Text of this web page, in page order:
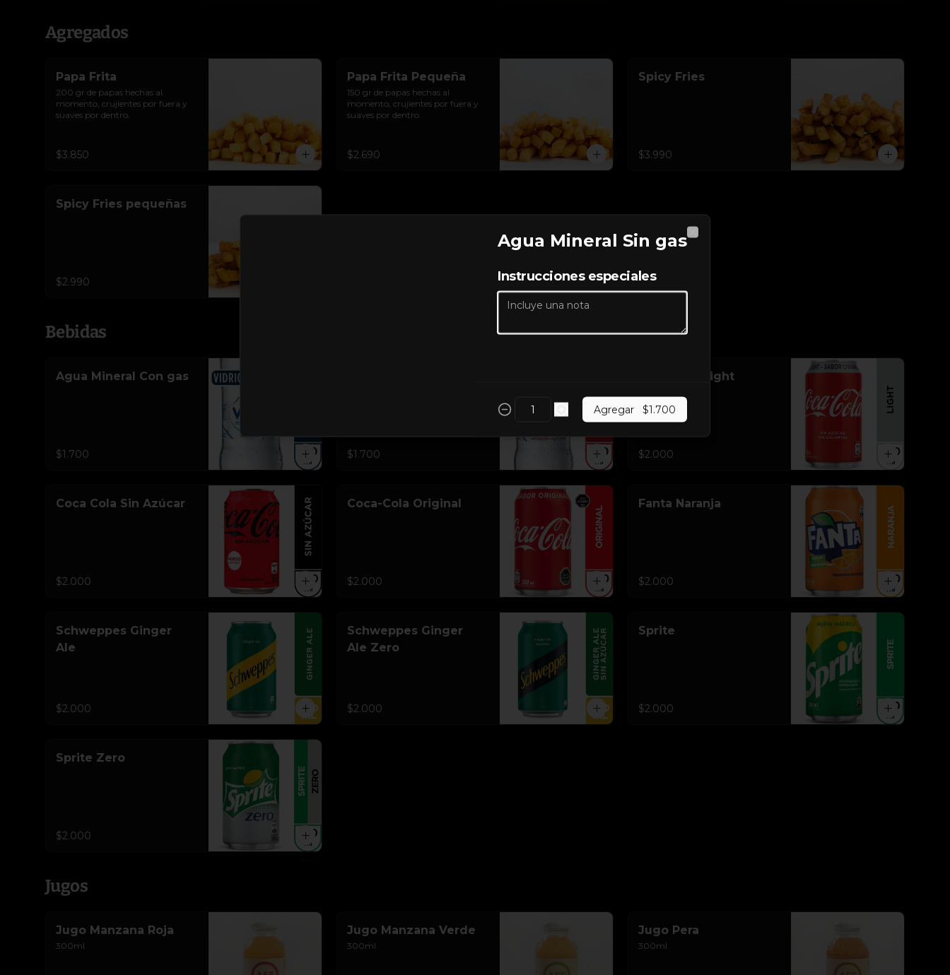
Agregados
Papa Frita
200 gr de papas hechas al
momento, crujientes por fuera y
suaves por dentro.
$3.850
Papa Frita Pequeña
150 gr de papas hechas al
momento, crujientes por fuera y
suaves por dentro.
$2.690
Spicy Fries
$3.990
Spicy Fries pequeñas
$2.990
Bebidas
Agua Mineral Con gas
$1.700 $1.700
Coca Cola Light
$2.000
Coca Cola Sin Azúcar
$2.000
Coca-Cola Original
$2.000
Fanta Naranja
$2.000
Schweppes Ginger
Ale
$2.000
Schweppes Ginger
Ale Zero
$2.000
Sprite
$2.000
Sprite Zero
$2.000
Jugos
Jugo Manzana Roja
300ml
Jugo Manzana Verde
300ml
Jugo Pera
300ml
Agua Mineral Sin gas
Instrucciones especiales
Agregar $1.700